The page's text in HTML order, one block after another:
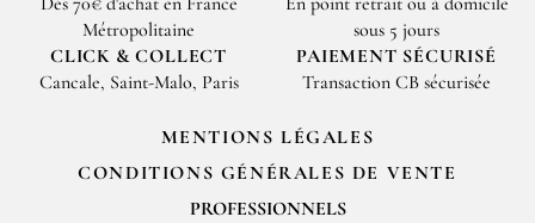
Métropolitaine
sous 5 jours
CLICK & COLLECT
Cancale, Saint-Malo, Paris
PAIEMENT SÉCURISÉ
Transaction CB sécurisée
MENTIONS LÉGALES
CONDITIONS GÉNÉRALES DE VENTE
PROFESSIONNELS